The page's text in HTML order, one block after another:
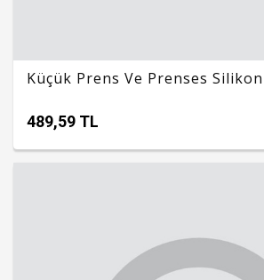
Küçük Prens Ve Prenses Silikon
489,59 TL